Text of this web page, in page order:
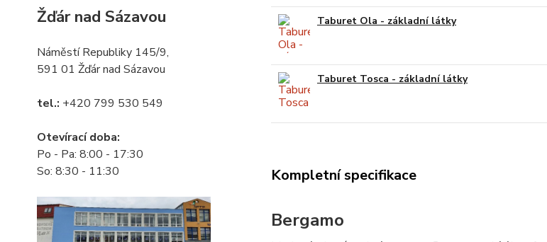
Žďár nad Sázavou
Náměstí Republiky 145/9,
591 01 Žďár nad Sázavou
tel.: +420 799 530 549
Otevírací doba:
Po - Pa: 8:00 - 17:30
So: 8:30 - 11:30
Taburet Ola - základní látky
Taburet Tosca - základní látky
Kompletní specifikace
Bergamo